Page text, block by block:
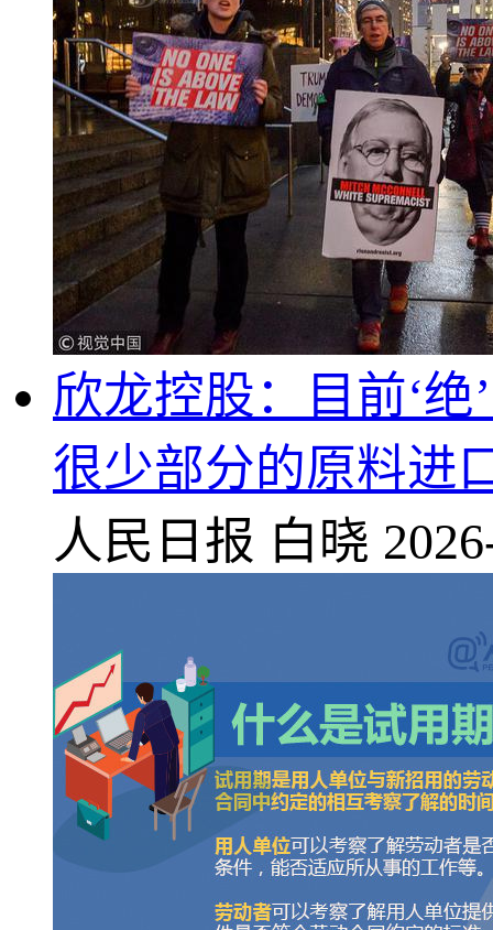
欣龙控股：目前‘
很少部分的原料进
人民日报 白晓